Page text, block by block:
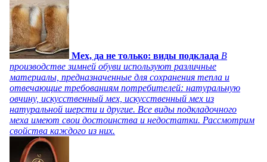
Мех, да не только: виды подклада В
производстве зимней обуви используют различные
материалы, предназначенные для сохранения тепла и
отвечающие требованиям потребителей: натуральную
овчину, искусственный мех, искусственный мех из
натуральной шерсти и другие. Все виды подкладочного
меха имеют свои достоинства и недостатки. Рассмотрим
свойства каждого из них.